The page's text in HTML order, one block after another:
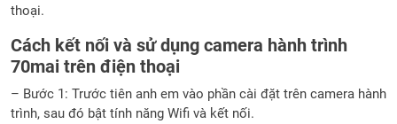
thoại.
Cách kết nối và sử dụng camera hành trình
70mai trên điện thoại
– Bước 1: Trước tiên anh em vào phần cài đặt trên camera hành
trình, sau đó bật tính năng Wifi và kết nối.